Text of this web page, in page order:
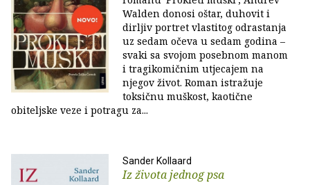
Walden donosi oštar, duhovit i
dirljiv portret vlastitog odrastanja
uz sedam očeva u sedam godina –
svaki sa svojom posebnom manom
i tragikomičnim utjecajem na
njegov život. Roman istražuje
toksičnu muškost, kaotične
obiteljske veze i potragu za...
Sander Kollaard
Iz života jednog psa